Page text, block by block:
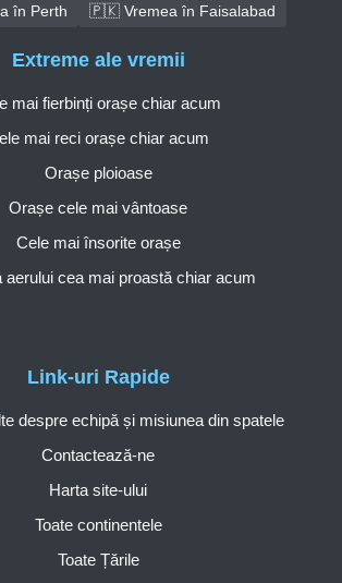
în Perth
🇵🇰 Vremea în Faisalabad
Link-uri Rapide
despre echipă și misiunea din spatele
Contactează-ne
Harta site-ului
Toate continentele
Toate Țările
Extreme ale vremii
mai fierbinți orașe chiar acum
mai reci orașe chiar acum
Orașe ploioase
Orașe cele mai vântoase
Cele mai însorite orașe
aerului cea mai proastă chiar acum